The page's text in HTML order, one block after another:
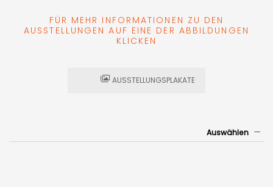
FÜR MEHR INFORMATIONEN ZU DEN
AUSSTELLUNGEN AUF EINE DER ABBILDUNGEN
KLICKEN
AUSSTELLUNGSPLAKATE
Auswählen